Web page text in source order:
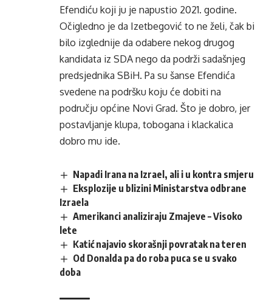
Efendiću koji ju je napustio 2021. godine.
Očigledno je da Izetbegović to ne želi, čak bi
bilo izglednije da odabere nekog drugog
kandidata iz SDA nego da podrži sadašnjeg
predsjednika SBiH. Pa su šanse Efendića
svedene na podršku koju će dobiti na
području općine Novi Grad. Što je dobro, jer
postavljanje klupa, tobogana i klackalica
dobro mu ide.
Napadi Irana na Izrael, ali i u kontra smjeru
Eksplozije u blizini Ministarstva odbrane
Izraela
Amerikanci analiziraju Zmajeve – Visoko
lete
Katić najavio skorašnji povratak na teren
Od Donalda pa do roba puca se u svako
doba